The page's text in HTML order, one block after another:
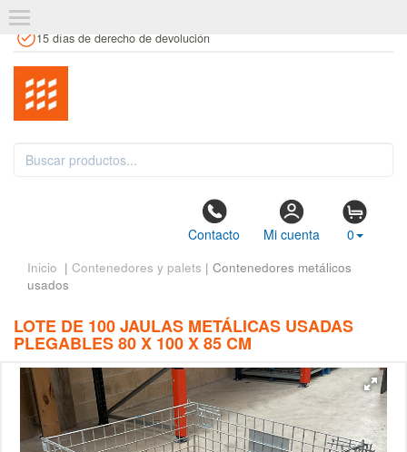
15 días de derecho de devolución
Contacto Mi cuenta 0
Inicio | Contenedores y palets | Contenedores metálicos
usados
LOTE DE 100 JAULAS METÁLICAS USADAS
PLEGABLES 80 X 100 X 85 CM